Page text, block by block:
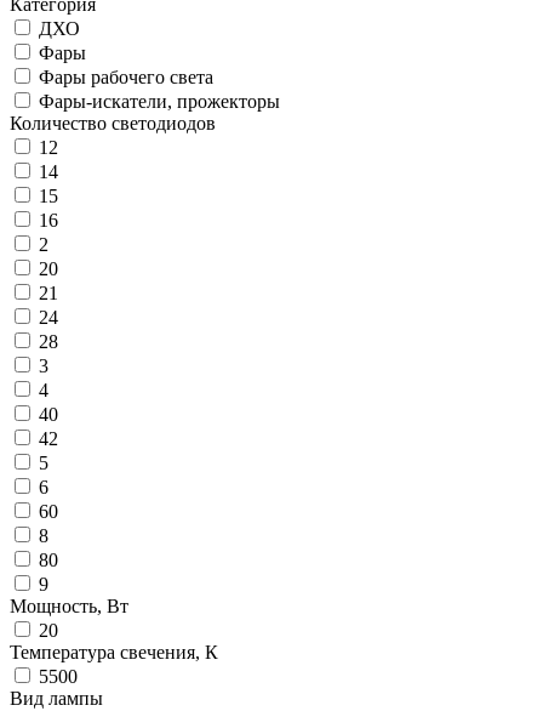
Категория
ДХО
Фары
Фары рабочего света
Фары-искатели, прожекторы
Количество светодиодов
12
14
15
16
2
20
21
24
28
3
4
40
42
5
6
60
8
80
9
Мощность, Вт
20
Температура свечения, К
5500
Вид лампы